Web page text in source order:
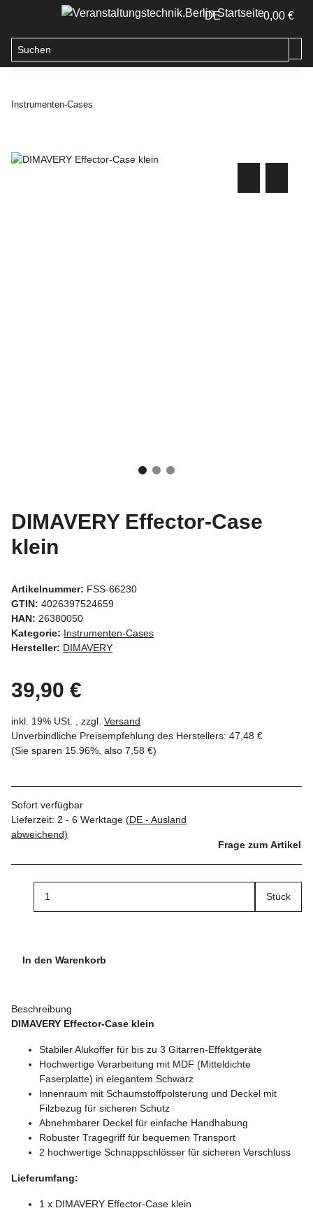
DE 0,00 €
Instrumenten-Cases
DIMAVERY Effector-Case
klein
Artikelnummer: FSS-66230
GTIN: 4026397524659
HAN: 26380050
Kategorie: Instrumenten-Cases
Hersteller: DIMAVERY
39,90 €
inkl. 19% USt. , zzgl. Versand
Unverbindliche Preisempfehlung des Herstellers: 47,48 €
(Sie sparen 15.96% , also 7,58 €)
Sofort verfügbar
Lieferzeit: 2 - 6 Werktage (DE - Ausland
abweichend)
Frage zum Artikel
Stück
In den Warenkorb
Beschreibung
DIMAVERY Effector-Case klein
Stabiler Alukoffer für bis zu 3 Gitarren-Effektgeräte
Hochwertige Verarbeitung mit MDF (Mitteldichte
Faserplatte) in elegantem Schwarz
Innenraum mit Schaumstoffpolsterung und Deckel mit
Filzbezug für sicheren Schutz
Abnehmbarer Deckel für einfache Handhabung
Robuster Tragegriff für bequemen Transport
2 hochwertige Schnappschlösser für sicheren Verschluss
Lieferumfang:
1 x DIMAVERY Effector-Case klein